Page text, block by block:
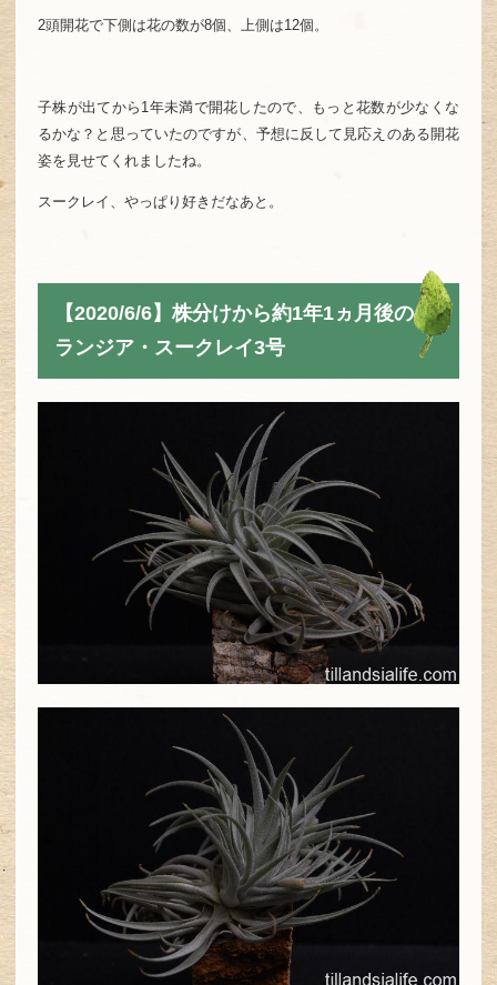
2頭開花で下側は花の数が8個、上側は12個。
子株が出てから1年未満で開花したので、もっと花数が少なくな
るかな？と思っていたのですが、予想に反して見応えのある開花
姿を見せてくれましたね。
スークレイ、やっぱり好きだなあと。
【2020/6/6】株分けから約1年1ヵ月後のチ
ランジア・スークレイ3号